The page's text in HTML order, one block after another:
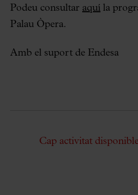
Podeu consultar aquí la
Palau Òpera.
Amb el suport de Endesa
Cap activitat